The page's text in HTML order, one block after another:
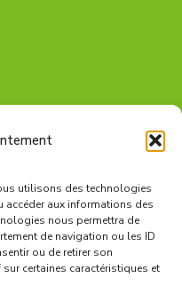
utilisons des technologies
aux informations des
nous permettra de
de navigation ou les ID
ou de retirer son
certaines caractéristiques et